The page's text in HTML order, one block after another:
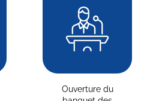
Ouverture du